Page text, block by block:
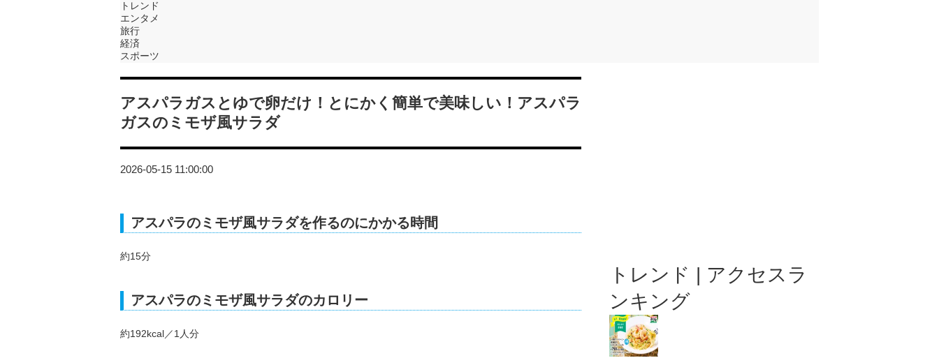
トレンド
エンタメ
旅行
経済
スポーツ
アスパラガスとゆで卵だけ！とにかく簡単で美味しい！アスパラ
ガスのミモザ風サラダ
2026-05-15 11:00:00
アスパラのミモザ風サラダを作るのにかかる時間
約15分
アスパラのミモザ風サラダのカロリー
約192kcal／1人分
トレンド | アクセスラ
ンキング